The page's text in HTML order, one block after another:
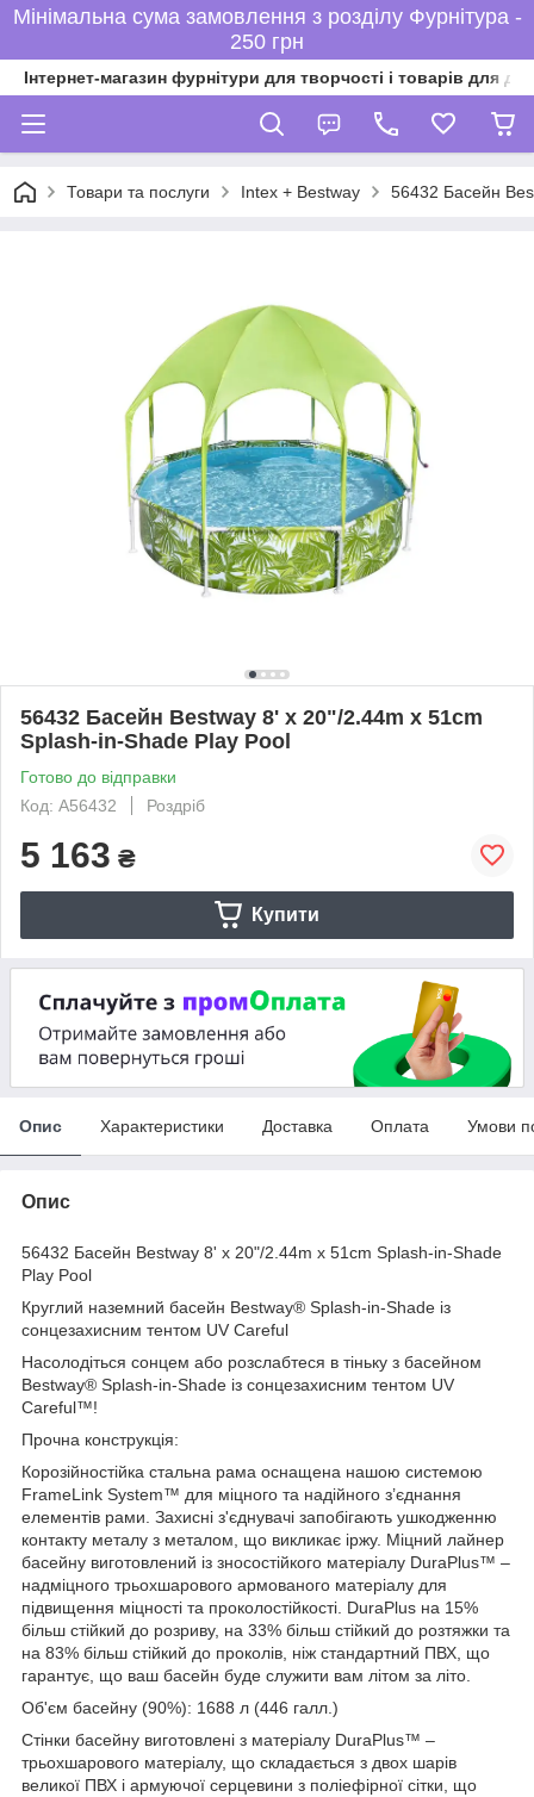
Мінімальна сума замовлення з розділу Фурнітура -
250 грн
Інтернет-магазин фурнітури для творчості і товарів для
Товари та послуги Intex + Bestway 56432 Басейн
56432 Басейн Bestway 8' x 20"/2.44m x 51cm
Splash-in-Shade Play Pool
Готово до відправки
Код: A56432
Роздріб
5 163 ₴
Купити
Опис Характеристики Доставка Оплата Умови
Опис
56432 Басейн Bestway 8' x 20"/2.44m x 51cm Splash-in-Shade
Play Pool
Круглий наземний басейн Bestway® Splash-in-Shade із
сонцезахисним тентом UV Careful
Насолодіться сонцем або розслабтеся в тіньку з басейном
Bestway® Splash-in-Shade із сонцезахисним тентом UV
Careful™!
Прочна конструкція:
Корозійностійка стальна рама оснащена нашою системою
FrameLink System™ для міцного та надійного з’єднання
елементів рами. Захисні з'єднувачі запобігають ушкодженню
контакту металу з металом, що викликає іржу. Міцний лайнер
басейну виготовлений із зносостійкого матеріалу DuraPlus™ –
надміцного трьохшарового армованого матеріалу для
підвищення міцності та проколостійкості. DuraPlus на 15%
більш стійкий до розриву, на 33% більш стійкий до розтяжки та
на 83% більш стійкий до проколів, ніж стандартний ПВХ, що
гарантує, що ваш басейн буде служити вам літом за літо.
Об'єм басейну (90%): 1688 л (446 галл.)
Стінки басейну виготовлені з матеріалу DuraPlus™ –
трьохшарового матеріалу, що складається з двох шарів
великої ПВХ і армуючої серцевини з поліефірної сітки, що